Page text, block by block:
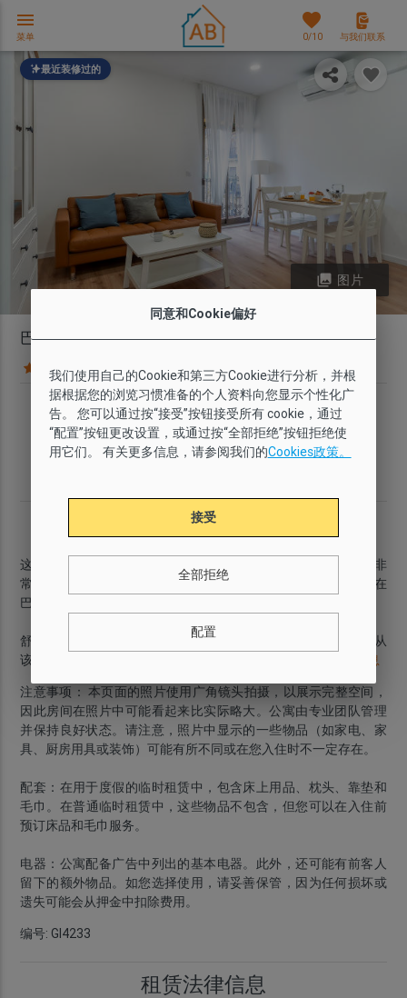
与我们联系
favorites
0/10
menu
菜单
最近装修过的
photo_library 图片
巴塞罗内塔带阳台的两居室漂亮公寓
11 条意见 地图
套房种类
舒适
Wi-Fi
有
最多人数
4
卧室
2
厕所
面积
楼层
城区
简介
这套 巴塞罗内塔（Barceloneta）
，因此您将非
常靠近美丽的
巴塞罗内塔海滩。公寓提供
，是您在
巴塞罗那居住数月的理想选择。
舒适的
和餐桌，是放松休息的理想空间。从
该区域还可通往
更多信息
注意事项： 本页面的照片使用广角镜头拍摄，以展示完整空间，
因此房间在照片中可能看起来比实际略大。公寓由专业团队管理
并保持良好状态。请注意，照片中显示的一些物品（如家电、家
具、厨房用具或装饰）可能有所不同或在您入住时不一定存在。
配套： 在用于度假的临时租赁中，包含床上用品、枕头、靠垫和
毛巾 。在普通临时租赁中，这些物品不包含 ，但您可以在入住前
预订床品和毛巾服务。
电器： 公寓配备广告中列出的基本电器。此外，还可能有前客人
留下的额外物品。如您选择使用，请妥善保管，因为任何损坏或
遗失可能会从押金中扣除费用。
编号: GI4233
租赁法律信息
同意和Cookie偏好
我们使用自己的Cookie和第三方Cookie进行分析，并根
据根据您的浏览习惯准备的个人资料向您显示个性化广
告。 您可以通过按“接受”按钮接受所有 cookie，通过
“配置”按钮更改设置，或通过按“全部拒绝”按钮拒绝使
用它们。 有关更多信息，请参阅我们的Cookies政策。
接受
全部拒绝
配置